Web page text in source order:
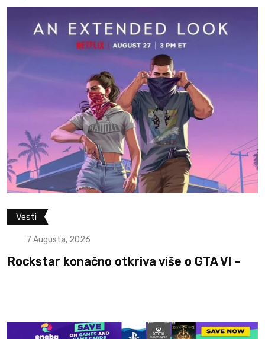
Vesti
7 Augusta, 2026
Rockstar konačno otkriva više o GTA VI –